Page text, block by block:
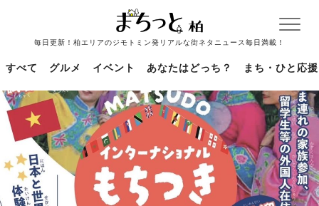
毎日更新！柏エリアのジモトミン発リアルな街ネタニュース毎日満載！
すべて グルメ イベント あなたはどっち？ まち・ひと応援